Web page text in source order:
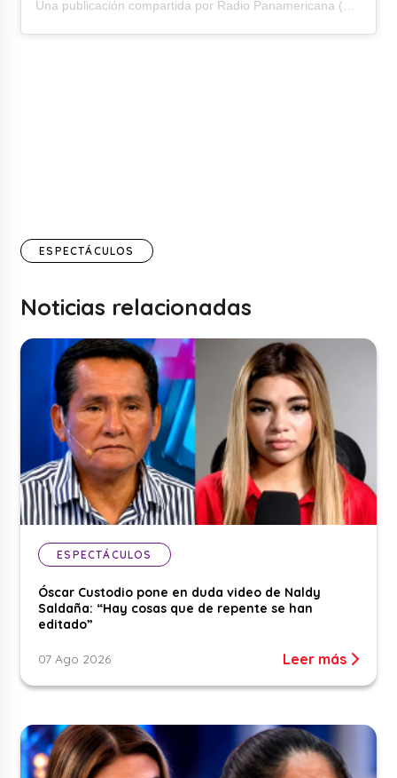
ESPECTÁCULOS
Noticias relacionadas
ESPECTÁCULOS
Óscar Custodio pone en duda video de Naldy
Saldaña: “Hay cosas que de repente se han
editado”
07 Ago 2026 Leer más